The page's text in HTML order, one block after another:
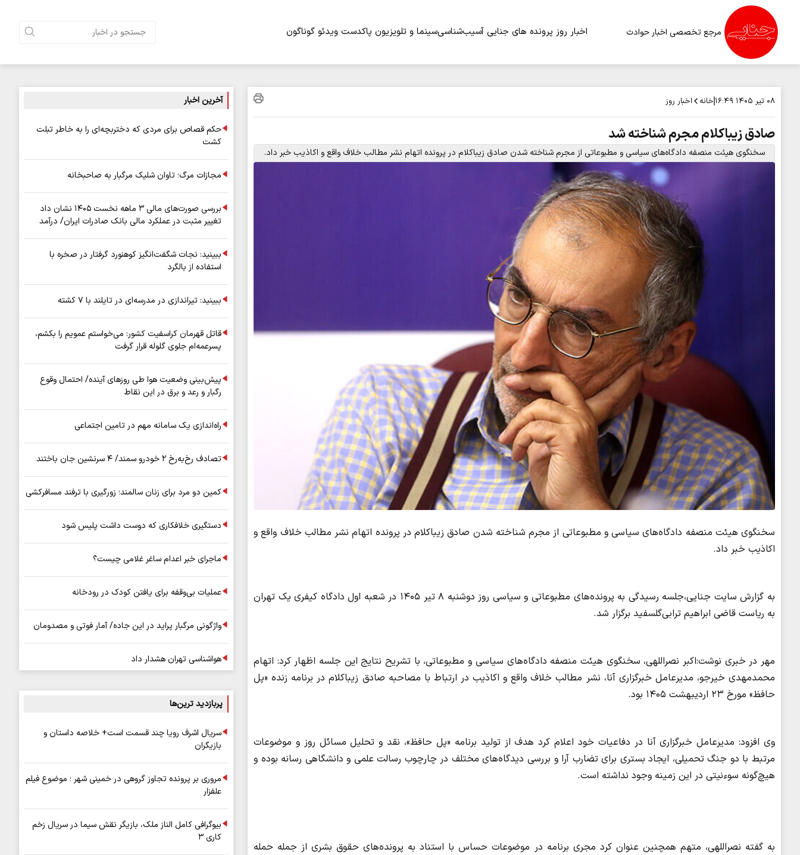
مرجع تخصصی اخبار حوادث اخبار روز پرونده های جنایی آسیب‌شناسیسینما و تلویزیون پاکدست ویدئو گوناگون
۰۸ تیر ۱۴۰۵ ۱۶:۴۹ خانه اخبار روز
صادق زیباکلام مجرم شناخته شد
سخنگوی هیئت منصفه دادگاه‌های سیاسی و مطبوعاتی از مجرم شناخته شدن صادق زیباکلام در پرونده اتهام نشر مطالب خلاف واقع و اکاذیب خبر داد.
سخنگوی هیئت منصفه دادگاه‌های سیاسی و مطبوعاتی از مجرم شناخته شدن صادق زیباکلام در پرونده اتهام نشر مطالب خلاف واقع و
اکاذیب خبر داد.
به گزارش سایت جنایی،جلسه رسیدگی به پرونده‌های مطبوعاتی و سیاسی روز دوشنبه ۸ تیر ۱۴۰۵ در شعبه اول دادگاه کیفری یک تهران
به ریاست قاضی ابراهیم ترابی‌گلسفید برگزار شد.
مهر در خبری نوشت:اکبر نصراللهی، سخنگوی هیئت منصفه دادگاه‌های سیاسی و مطبوعاتی، با تشریح نتایج این جلسه اظهار کرد: اتهام
محمدمهدی خیرجو، مدیرعامل خبرگزاری آنا، نشر مطالب خلاف واقع و اکاذیب در ارتباط با مصاحبه صادق زیباکلام در برنامه زنده «پل
حافظ» مورخ ۲۳ اردیبهشت ۱۴۰۵ بود.
وی افزود: مدیرعامل خبرگزاری آنا در دفاعیات خود اعلام کرد هدف از تولید برنامه «پل حافظ»، نقد و تحلیل مسائل روز و موضوعات
مرتبط با دو جنگ تحمیلی، ایجاد بستری برای تضارب آرا و بررسی دیدگاه‌های مختلف در چارچوب رسالت علمی و دانشگاهی رسانه بوده و
هیچ‌گونه سوءنیتی در این زمینه وجود نداشته است.
به گفته نصراللهی، متهم همچنین عنوان کرد مجری برنامه در موضوعات حساس با استناد به پرونده‌های حقوق بشری از جمله حمله
آخرین اخبار
حکم قصاص برای مردی که دختربچه‌ای را به خاطر تبلت
کشت
مجازات مرگ؛ تاوان شلیک مرگبار به صاحبخانه
بررسی صورت‌های مالی ۳ ماهه نخست ۱۴۰۵ نشان داد
تغییر مثبت در عملکرد مالی بانک صادرات ایران/ درآمد
ببینید: نجات شگفت‌انگیز کوهنورد گرفتار در صخره با
استفاده از بالگرد
ببینید: تیراندازی در مدرسه‌ای در تایلند با ۷ کشته
قاتل قهرمان کراسفیت کشور: می‌خواستم عمویم را بکشم،
پسرعمه‌ام جلوی گلوله قرار گرفت
پیش‌بینی وضعیت هوا طی روزهای آینده/ احتمال وقوع
رگبار و رعد و برق در این نقاط
راه‌اندازی یک سامانه مهم در تامین اجتماعی
تصادف رخ‌به‌رخ ۲ خودرو سمند/ ۴ سرنشین جان باختند
کمین دو مرد برای زنان سالمند؛ زورگیری با ترفند مسافرکشی
دستگیری خلافکاری که دوست داشت پلیس شود
ماجرای خبر اعدام ساغر غلامی چیست؟
عملیات بی‌وقفه برای یافتن کودک در رودخانه
واژگونی مرگبار پراید در این جاده/ آمار فوتی و مصدومان
هواشناسی تهران هشدار داد
پربازدید ترین‌ها
سریال اشرف رویا چند قسمت است+ خلاصه داستان و
بازیگران
مروری بر پرونده تجاوز گروهی در خمینی شهر ؛ موضوع فیلم
علفزار
بیوگرافی کامل الناز ملک، بازیگر نقش سیما در سریال زخم
کاری ۳